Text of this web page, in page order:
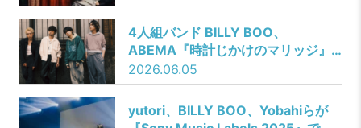
4人組バンド BILLY BOO、
ABEMA『時計じかけのマリッジ』
と挿入歌「Darling」のコラボMV公
開！
2026.06.05
yutori、BILLY BOO、Yobahiらが